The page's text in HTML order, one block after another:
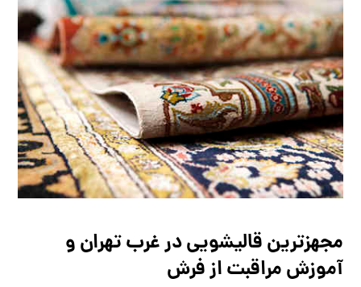
مجهزترین قالیشویی در غرب تهران و
آموزش مراقبت از فرش